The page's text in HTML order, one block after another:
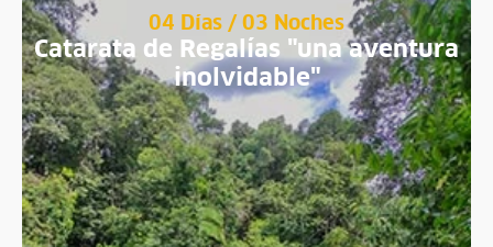
04 Días / 03 Noches
Catarata de Regalías "una aventura
inolvidable"